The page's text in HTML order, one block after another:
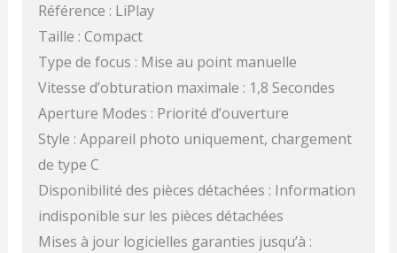
Référence : LiPlay
Taille : Compact
Type de focus : Mise au point manuelle
Vitesse d’obturation maximale : 1,8 Secondes
Aperture Modes : Priorité d’ouverture
Style : Appareil photo uniquement, chargement
de type C
Disponibilité des pièces détachées : Information
indisponible sur les pièces détachées
Mises à jour logicielles garanties jusqu’à :